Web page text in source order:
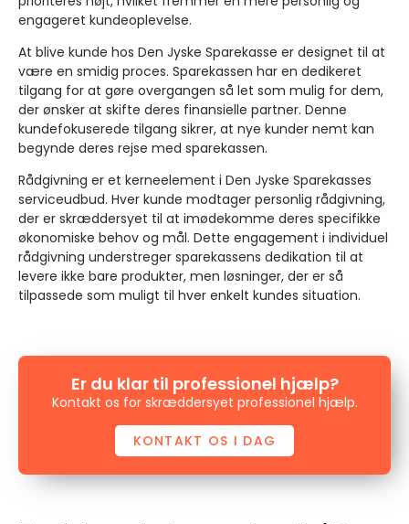
engageret kundeoplevelse.
At blive kunde hos Den Jyske Sparekasse er designet til at
være en smidig proces. Sparekassen har en dedikeret
tilgang for at gøre overgangen så let som mulig for dem,
der ønsker at skifte deres finansielle partner. Denne
kundefokuserede tilgang sikrer, at nye kunder nemt kan
begynde deres rejse med sparekassen.
Rådgivning er et kerneelement i Den Jyske Sparekasses
serviceudbud. Hver kunde modtager personlig rådgivning,
der er skræddersyet til at imødekomme deres specifikke
økonomiske behov og mål. Dette engagement i individuel
rådgivning understreger sparekassens dedikation til at
levere ikke bare produkter, men løsninger, der er så
tilpassede som muligt til hver enkelt kundes situation.
Er du klar til professionel hjælp?
Kontakt os for skræddersyet professionel hjælp.
KONTAKT OS I DAG